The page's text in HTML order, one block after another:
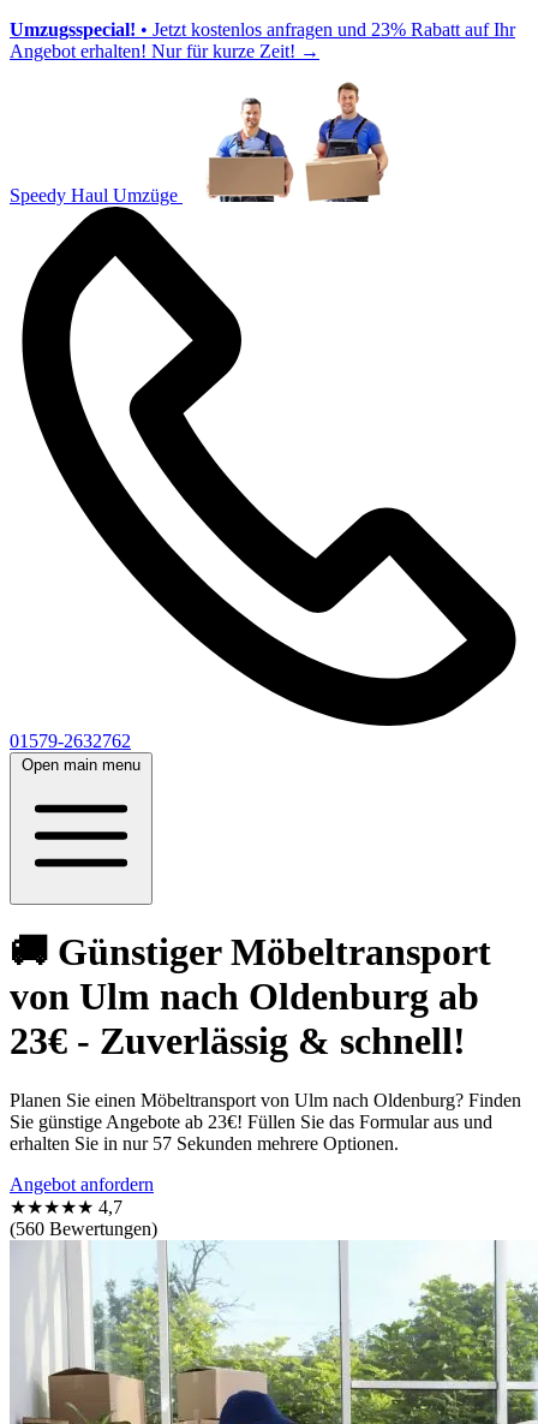
Umzugsspecial! • Jetzt kostenlos anfragen und 23% Rabatt auf Ihr
Angebot erhalten! Nur für kurze Zeit! →
Speedy Haul Umzüge
01579-2632762
Open main menu
🚚 Günstiger Möbeltransport
von Ulm nach Oldenburg ab
23€ - Zuverlässig & schnell!
Planen Sie einen Möbeltransport von Ulm nach Oldenburg? Finden
Sie günstige Angebote ab 23€! Füllen Sie das Formular aus und
erhalten Sie in nur 57 Sekunden mehrere Optionen.
Angebot anfordern
★★★★★ 4,7
(560 Bewertungen)